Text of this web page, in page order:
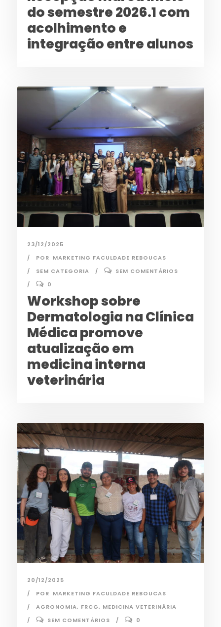
do semestre 2026.1 com
acolhimento e
integração entre alunos
23/12/2025
POR MARKETING FACULDADE REBOUCAS
SEM CATEGORIA
SEM COMENTÁRIOS
0
Workshop sobre
Dermatologia na Clínica
Médica promove
atualização em
medicina interna
veterinária
20/12/2025
POR MARKETING FACULDADE REBOUCAS
AGRONOMIA, FRCG, MEDICINA VETERINÁRIA
SEM COMENTÁRIOS
0